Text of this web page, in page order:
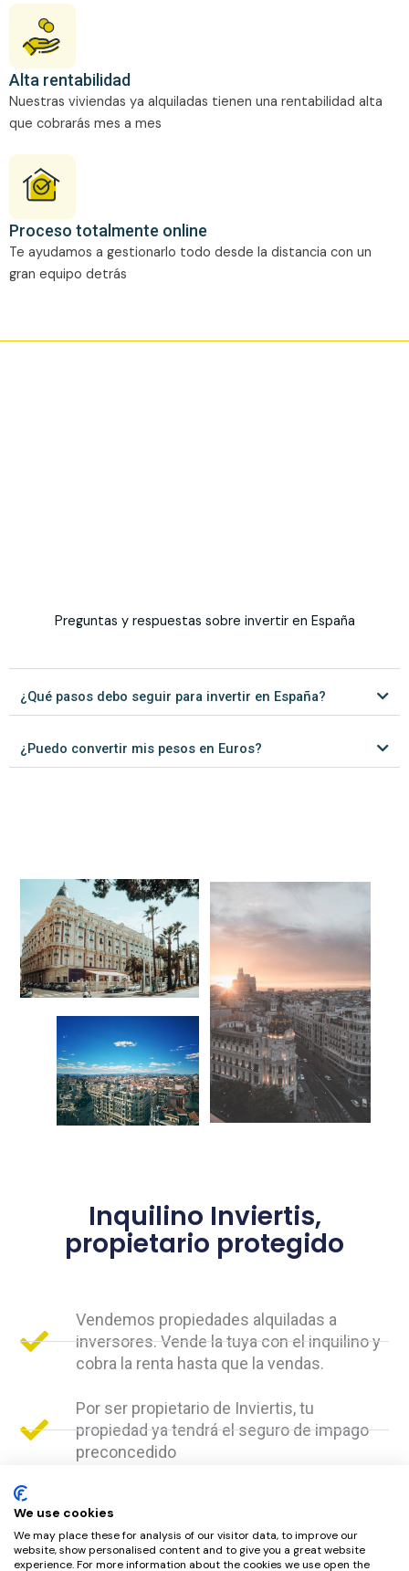
Alta rentabilidad
Nuestras viviendas ya alquiladas tienen una rentabilidad alta
que cobrarás mes a mes
Proceso totalmente online
Te ayudamos a gestionarlo todo desde la distancia con un
gran equipo detrás
Preguntas y respuestas sobre invertir en España
¿Qué pasos debo seguir para invertir en España?
¿Puedo convertir mis pesos en Euros?
Inquilino Inviertis,
propietario protegido
Vendemos propiedades alquiladas a
inversores. Vende la tuya con el inquilino y
cobra la renta hasta que la vendas.
Por ser propietario de Inviertis, tu
propiedad ya tendrá el seguro de impago
preconcedido
vender tu propiedad sin echar al inquilino.
¡Y con los honorarios más bajos del
mercado: 4%!
We use cookies
We may place these for analysis of our visitor data, to improve our
website, show personalised content and to give you a great website
experience. For more information about the cookies we use open the